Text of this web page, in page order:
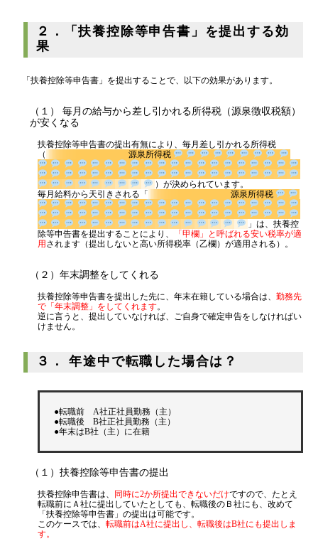
法人税
源泉所得税
その他
２．「扶養控除等申告書」を提出する効
果
「扶養控除等申告書」を提出することで、以下の効果があります。
（１） 毎月の給与から差し引かれる所得税（源泉徴収税額）
が安くなる
扶養控除等申告書の提出有無により、毎月差し引かれる所得税
（
源泉所得税
）が決められています。
毎月給料から天引きされる「
源泉所得税
」は、扶養控
除等申告書を提出することにより、
「甲欄」と呼ばれる安い税率が適
用されます（提出しないと高い所得税率（乙欄）が適用される）。
（２）年末調整をしてくれる
扶養控除等申告書を提出した先に、年末在籍している場合は、 勤務先
で「年末調整」をしてくれます。
逆に言うと、提出していなければ、ご自身で確定申告をしなければい
けません。
３． 年途中で転職した場合は？
●転職前 A社正社員勤務（主）
●転職後 B社正社員勤務（主）
●年末はB社（主）に在籍
（１）扶養控除等申告書の提出
扶養控除申告書は、 同時に2か所提出できないだけですので、たとえ
転職前にＡ社に提出していたとしても、転職後のＢ社にも、改めて
「扶養控除等申告書」の提出は可能です。
このケースでは、 転職前はA社に提出し、転職後はB社にも提出しま
す。